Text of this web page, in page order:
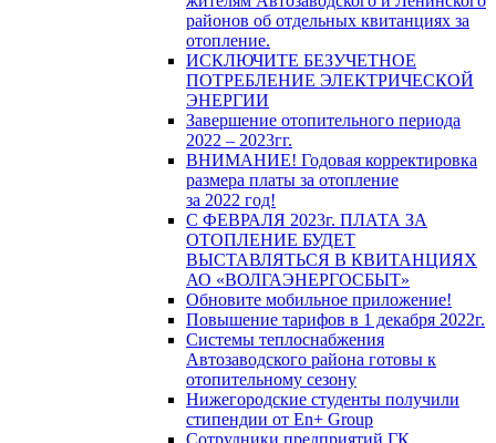
районов об отдельных квитанциях за
отопление.
ИСКЛЮЧИТЕ БЕЗУЧЕТНОЕ
ПОТРЕБЛЕНИЕ ЭЛЕКТРИЧЕСКОЙ
ЭНЕРГИИ
Завершение отопительного периода
2022 – 2023гг.
ВНИМАНИЕ! Годовая корректировка
размера платы за отопление
за 2022 год!
С ФЕВРАЛЯ 2023г. ПЛАТА ЗА
ОТОПЛЕНИЕ БУДЕТ
ВЫСТАВЛЯТЬСЯ В КВИТАНЦИЯХ
АО «ВОЛГАЭНЕРГОСБЫТ»
Обновите мобильное приложение!
Повышение тарифов в 1 декабря 2022г.
Системы теплоснабжения
Автозаводского района готовы к
отопительному сезону
Нижегородские студенты получили
стипендии от En+ Group